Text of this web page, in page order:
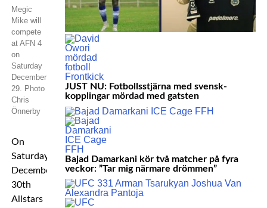
Megic
Mike will
compete
at AFN 4
on
Saturday
December
29. Photo
Chris
Önnerby
On
Saturday
December
30th
Allstars
JUST NU: Fotbollsstjärna med svensk-
kopplingar mördad med gatsten
Bajad Damarkani kör två matcher på fyra
veckor: ”Tar mig närmare drömmen”